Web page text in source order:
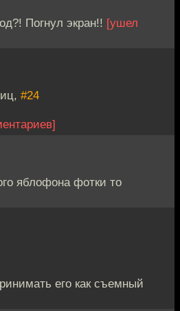
Погнул экран!! [ушел
#24
яблофона фотки то
его как съемный